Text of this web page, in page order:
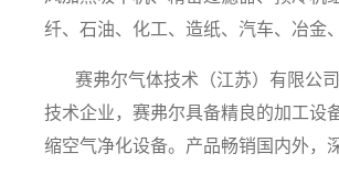
纤、石油、化工、造纸、汽车、冶金
赛弗尔气体技术（江苏）有限公
技术企业，赛弗尔具备精良的加工设
缩空气净化设备。产品畅销国内外，